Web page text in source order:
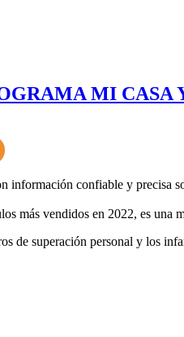
MI CASA
información confiable y precisa
más vendidos en 2022, es una
de superación personal y los